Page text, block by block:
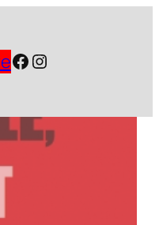
Facebook
Instagram